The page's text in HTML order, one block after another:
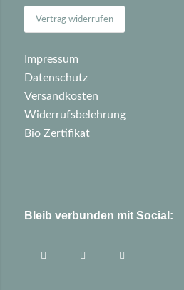
Vertrag widerrufen
Impressum
Datenschutz
Versandkosten
Widerrufsbelehrung
Bio Zertifikat
Bleib verbunden mit Social: